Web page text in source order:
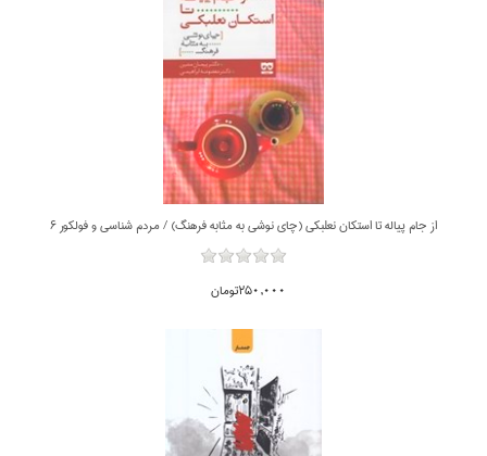
از جام پياله تا استكان نعلبكي (چاي نوشي به مثابه فرهنگ) / مردم شناسي و فولكور 6
250,000تومان